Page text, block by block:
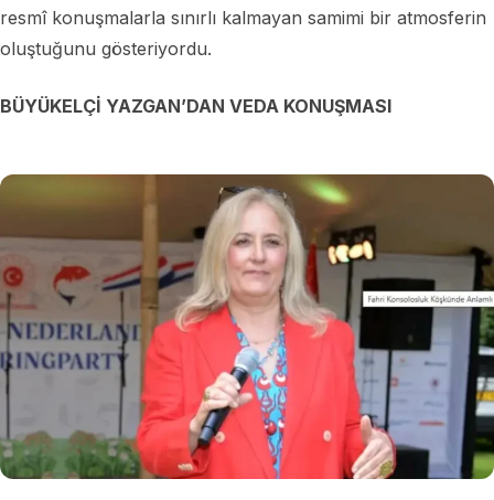
resmî konuşmalarla sınırlı kalmayan samimi bir atmosferin
oluştuğunu gösteriyordu.
BÜYÜKELÇİ YAZGAN’DAN VEDA KONUŞMASI